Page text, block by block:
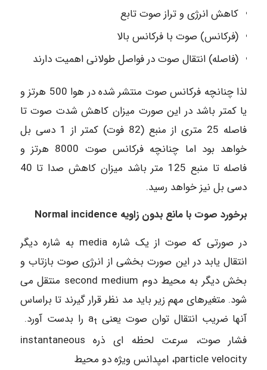
کاهش انرژی و تراز صوت تابع
(فرکانس) صوت با فرکانس بالا
(فاصله) انتقال صوت در فواصل طولانی اهمیت دارند
لذا چنانچه فرکانس صوت منتشر شده در هوا 500 هرتز و
یا کمتر باشد در این صورت میزان کاهش شدت صوت تا
فاصله 25 متری از منبع (82 فوت) کمتر از 1 دسی بل
خواهد بود اما چنانچه فرکانس صوت 8000 هرتز و
فاصله تا منبع 125 متر باشد میزان کاهش صدا تا 40
دسی بل نیز خواهد رسید.
برخورد صوت با مانع بدون زاویه Normal incidence
در صورتی که صوت از یک شاره media به شاره دیگر
انتقال یابد در این صورت بخشی از انرژی صوت بازتاب و
بخش دیگر به محیط دوم second medium منتقل می
شود. متغیرهای مهم زیر باید مد نظر قرار گیرند تا براساس
آنها ضریب انتقال توان صوت یعنی a t
را بدست آورد.
فشار صوت، سرعت لحظه ای ذره instantaneous
particle velocity، امپدانس ویژه دو محیط